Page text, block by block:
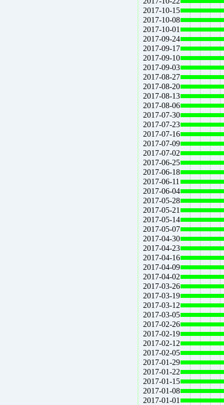
2017-10-15
2017-10-08
2017-10-01
2017-09-24
2017-09-17
2017-09-10
2017-09-03
2017-08-27
2017-08-20
2017-08-13
2017-08-06
2017-07-30
2017-07-23
2017-07-16
2017-07-09
2017-07-02
2017-06-25
2017-06-18
2017-06-11
2017-06-04
2017-05-28
2017-05-21
2017-05-14
2017-05-07
2017-04-30
2017-04-23
2017-04-16
2017-04-09
2017-04-02
2017-03-26
2017-03-19
2017-03-12
2017-03-05
2017-02-26
2017-02-19
2017-02-12
2017-02-05
2017-01-29
2017-01-22
2017-01-15
2017-01-08
2017-01-01